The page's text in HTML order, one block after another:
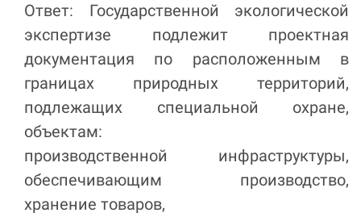
Ответ: Государственной экологической
экспертизе подлежит проектная
документация по расположенным в
границах природных территорий,
подлежащих специальной охране,
объектам:
производственной инфраструктуры,
обеспечивающим производство,
хранение товаров,